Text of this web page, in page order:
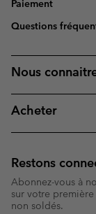
Paiement
Questions
Nous
Acheter
Restons
Abonnez-vous à
sur votre première
non soldés.